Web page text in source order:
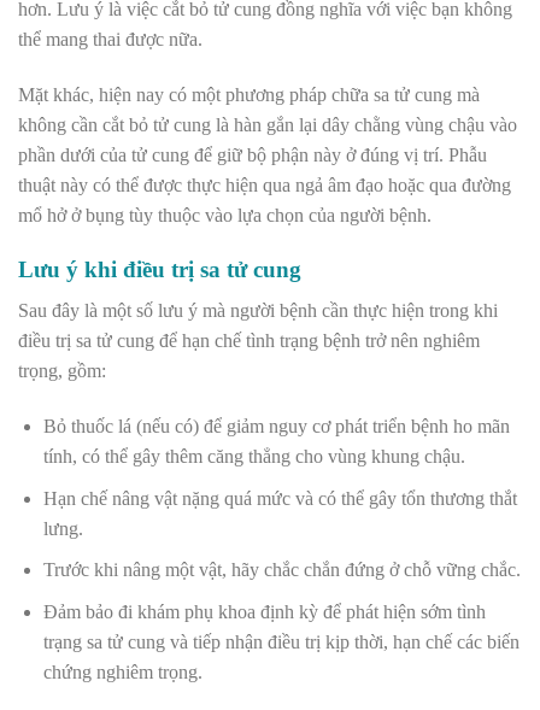
hơn. Lưu ý là việc cắt bỏ tử cung đồng nghĩa với việc bạn không
thể mang thai được nữa.
Mặt khác, hiện nay có một phương pháp chữa sa tử cung mà
không cần cắt bỏ tử cung là hàn gắn lại dây chằng vùng chậu vào
phần dưới của tử cung để giữ bộ phận này ở đúng vị trí. Phẫu
thuật này có thể được thực hiện qua ngả âm đạo hoặc qua đường
mổ hở ở bụng tùy thuộc vào lựa chọn của người bệnh.
Lưu ý khi điều trị sa tử cung
Sau đây là một số lưu ý mà người bệnh cần thực hiện trong khi
điều trị sa tử cung để hạn chế tình trạng bệnh trở nên nghiêm
trọng, gồm:
Bỏ thuốc lá (nếu có) để giảm nguy cơ phát triển bệnh ho mãn
tính, có thể gây thêm căng thẳng cho vùng khung chậu.
Hạn chế nâng vật nặng quá mức và có thể gây tổn thương thắt
lưng.
Trước khi nâng một vật, hãy chắc chắn đứng ở chỗ vững chắc.
Đảm bảo đi khám phụ khoa định kỳ để phát hiện sớm tình
trạng sa tử cung và tiếp nhận điều trị kịp thời, hạn chế các biến
chứng nghiêm trọng.